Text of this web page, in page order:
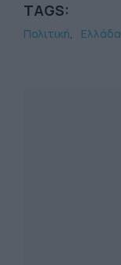
TAGS:
Πολιτική Ελλάδα